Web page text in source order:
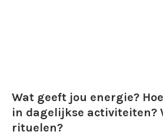
Wat geeft jou energie?
in dagelijkse activiteiten?
rituelen?